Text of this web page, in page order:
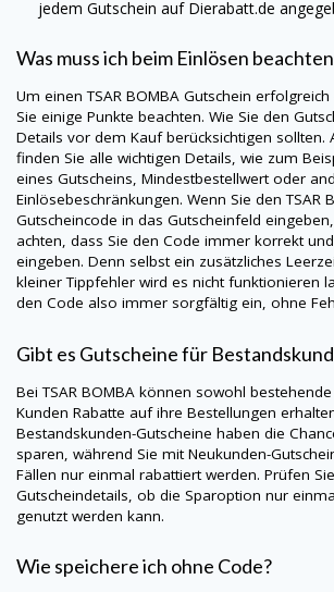
jedem Gutschein auf Dierabatt.de
Was muss ich beim Einlösen
Um einen TSAR BOMBA Gutschein
Sie einige Punkte beachten. Wie Sie den
Details vor dem Kauf berücksichtigen sollten.
finden Sie alle wichtigen Details, wie zum
eines Gutscheins, Mindestbestellwert oder
Einlösebeschränkungen. Wenn Sie den TSAR
Gutscheincode in das Gutscheinfeld
achten, dass Sie den Code immer korrekt
eingeben. Denn selbst ein zusätzliches
kleiner Tippfehler wird es nicht funktionieren
den Code also immer sorgfältig ein, ohne
Gibt es Gutscheine für
Bei TSAR BOMBA können sowohl
Kunden Rabatte auf ihre Bestellungen
Bestandskunden-Gutscheine haben die
sparen, während Sie mit Neukunden-
Fällen nur einmal rabattiert werden. Prüfen
Gutscheindetails, ob die Sparoption nur
genutzt werden kann.
Wie speichere ich ohne Code?